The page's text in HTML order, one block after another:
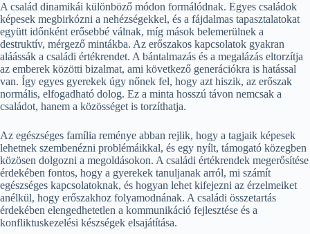
A család dinamikái különböző módon formálódnak. Egyes családok
képesek megbirkózni a nehézségekkel, és a fájdalmas tapasztalatokat
együtt időnként erősebbé válnak, míg mások belemerülnek a
destruktív, mérgező mintákba. Az erőszakos kapcsolatok gyakran
aláássák a családi értékrendet. A bántalmazás és a megalázás eltorzítja
az emberek közötti bizalmat, ami következő generációkra is hatással
van. Így egyes gyerekek úgy nőnek fel, hogy azt hiszik, az erőszak
normális, elfogadható dolog. Ez a minta hosszú távon nemcsak a
családot, hanem a közösséget is torzíthatja.
Az egészséges família reménye abban rejlik, hogy a tagjaik képesek
lehetnek szembenézni problémáikkal, és egy nyílt, támogató közegben
közösen dolgozni a megoldásokon. A családi értékrendek megerősítése
érdekében fontos, hogy a gyerekek tanuljanak arról, mi számít
egészséges kapcsolatoknak, és hogyan lehet kifejezni az érzelmeiket
anélkül, hogy erőszakhoz folyamodnának. A családi összetartás
érdekében elengedhetetlen a kommunikáció fejlesztése és a
konfliktuskezelési készségek elsajátítása.